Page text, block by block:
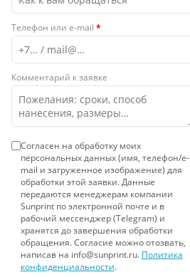
Телефон или e-mail *
Комментарий к заявке
Согласен на обработку моих
персональных данных (имя, телефон/e-
mail и загруженное изображение) для
обработки этой заявки. Данные
передаются менеджерам компании
Sunprint по электронной почте и в
рабочий мессенджер (Telegram) и
хранятся до завершения обработки
обращения. Согласие можно отозвать,
написав на info@sunprint.ru. Политика
конфиденциальности.